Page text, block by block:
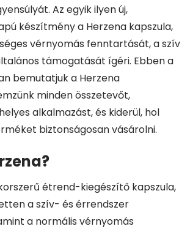
Az egyik ilyen új,
készítmény a Herzena kapszula,
vérnyomás fenntartását, a szív
támogatását ígéri. Ebben a
bemutatjuk a Herzena
minden összetevőt,
alkalmazást, és kiderül, hol
biztonságosan vásárolni.
étrend-kiegészítő kapszula,
a szív- és érrendszer
a normális vérnyomás